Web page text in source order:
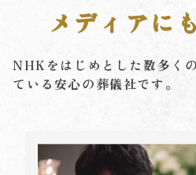
メディアに
NHKをはじめとした数多く
ている安心の葬儀社です。